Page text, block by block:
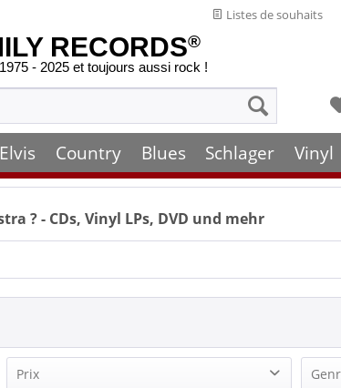
Listes de souhaits
RECORDS®
- 2025 et toujours aussi rock !
Elvis Country Blues Schlager Vinyl
? - CDs, Vinyl LPs, DVD und mehr
Prix